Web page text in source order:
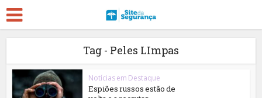
Tag - Peles LImpas
Notícias em Destaque
Espiões russos estão de